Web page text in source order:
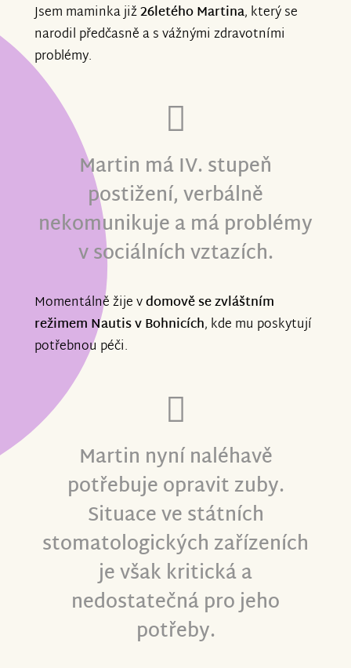
Jsem maminka již26letého Martina, který se
narodil předčasně a s vážnými zdravotními
problémy.
Martin má IV. stupeň
postižení, verbálně
nekomunikuje a má problémy
v sociálních vztazích.
Momentálně žije vdomově se zvláštním
režimem Nautis v Bohnicích, kde mu poskytují
potřebnou péči.
Martin nyní naléhavě
potřebuje opravit zuby.
Situace ve státních
stomatologických zařízeních
je však kritická a
nedostatečná pro jeho
potřeby.